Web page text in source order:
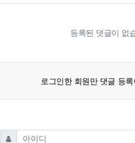
등록된 댓글이 없
로그인한 회원만 댓글 등
아이디 필수